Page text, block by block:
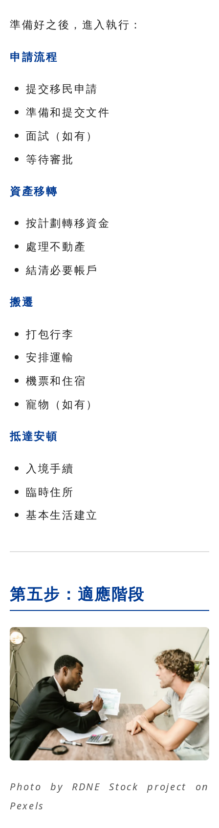
準備好之後，進入執行：
申請流程
提交移民申請
準備和提交文件
面試（如有）
等待審批
資產移轉
按計劃轉移資金
處理不動產
結清必要帳戶
搬遷
打包行李
安排運輸
機票和住宿
寵物（如有）
抵達安頓
入境手續
臨時住所
基本生活建立
第五步：適應階段
Photo by RDNE Stock project on
Pexels